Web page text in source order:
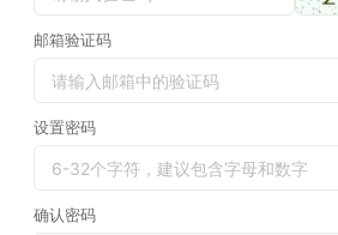
邮箱验证码
设置密码
确认密码